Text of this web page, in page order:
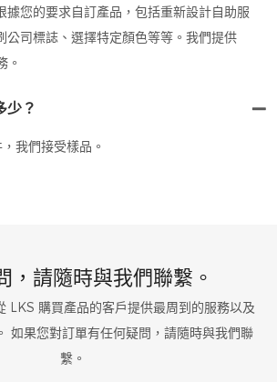
據您的要求自訂產品，包括重新設計自助服
公司標誌、選擇特定顏色等等。我們提供
。
少？
我們接受樣品。
，請隨時與我們聯繫。
LKS 購買產品的客戶提供最周到的服務以及
如果您對訂單有任何疑問，請隨時與我們聯
繫。